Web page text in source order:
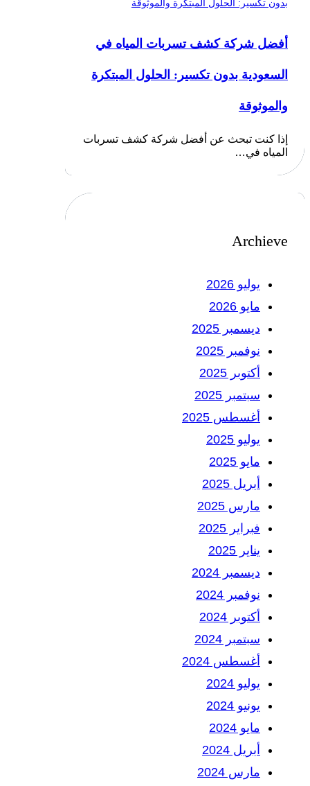
أفضل شركة كشف تسربات المياه في
السعودية بدون تكسير: الحلول المبتكرة
والموثوقة
إذا كنت تبحث عن أفضل شركة كشف تسربات
المياه في…
Archieve
يوليو 2026
مايو 2026
ديسمبر 2025
نوفمبر 2025
أكتوبر 2025
سبتمبر 2025
أغسطس 2025
يوليو 2025
مايو 2025
أبريل 2025
مارس 2025
فبراير 2025
يناير 2025
ديسمبر 2024
نوفمبر 2024
أكتوبر 2024
سبتمبر 2024
أغسطس 2024
يوليو 2024
يونيو 2024
مايو 2024
أبريل 2024
مارس 2024